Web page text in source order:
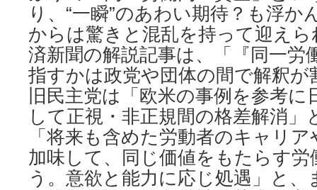
り、“一瞬”のあわい期待？も浮か
からは驚きと混乱を持って迎え
済新聞の解説記事は、「『同一労
指すかは政党や団体の間で解釈
旧民主党は「欧米の事例を参考
して正視・非正規間の格差解消」
「将来も含めた労動者のキャリ
加味して、同じ価値をもたらす労
う。意欲と能力に応じ処遇」と、